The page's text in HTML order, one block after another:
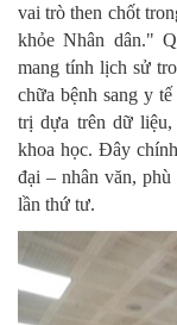
vai trò then chốt
khỏe Nhân dân."
mang tính lịch sử
chữa bệnh sang y
trị dựa trên dữ liệu,
khoa học. Đây
đại – nhân văn,
lần thứ tư.